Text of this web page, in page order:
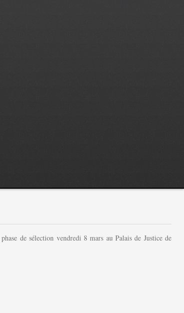
de sélection vendredi 8 mars au Palais de Justice de